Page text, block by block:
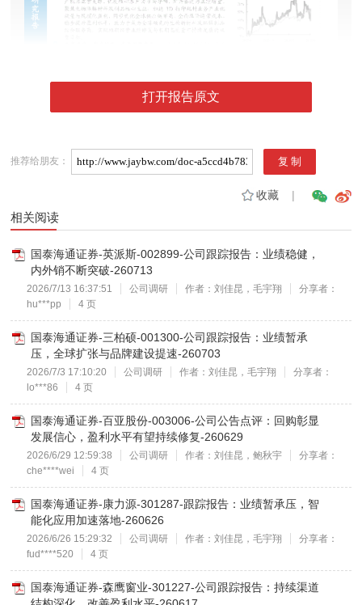
打开报告原文
推荐给朋友：
收藏|
相关阅读
国泰海通证券-英派斯-002899-公司跟踪报告：业绩稳健，
内外销不断突破-260713
2026/7/13 16:37:51 公司调研 作者：刘佳昆，毛宇翔
分享者：
hu***pp
4 页
国泰海通证券-三柏硕-001300-公司跟踪报告：业绩暂承
压，全球扩张与品牌建设提速-260703
2026/7/3 17:10:20 公司调研 作者：刘佳昆，毛宇翔
分享者：
lo***86
4 页
国泰海通证券-百亚股份-003006-公司公告点评：回购彰显
发展信心，盈利水平有望持续修复-260629
2026/6/29 12:59:38 公司调研 作者：刘佳昆，鲍秋宇
分享者：
che****wei
4 页
国泰海通证券-康力源-301287-跟踪报告：业绩暂承压，智
能化应用加速落地-260626
2026/6/26 15:29:32 公司调研 作者：刘佳昆，毛宇翔
分享者：
fud****520
4 页
国泰海通证券-森鹰窗业-301227-公司跟踪报告：持续渠道